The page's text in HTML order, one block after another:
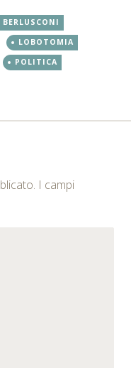
BERLUSCONI
LOBOTOMIA
POLITICA
I campi